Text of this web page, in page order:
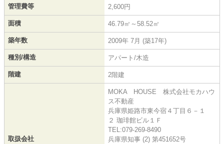
管理費等 2,600円
面積 46.79㎡～58.52㎡
築年数 2009年 7月 (築17年)
種別/構造 アパート/木造
階建 2階建
取扱会社
MOKA HOUSE 株式会社モカハウ
ス不動産
兵庫県姫路市東今宿４丁目６－１
２ 珈琲館ビル１Ｆ
TEL:079-269-8490
兵庫県知事 (2) 第451652号